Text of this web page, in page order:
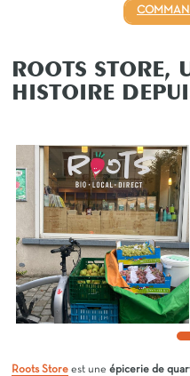
ROOTS STORE,
HISTOIRE
Roots Store est une épicerie de